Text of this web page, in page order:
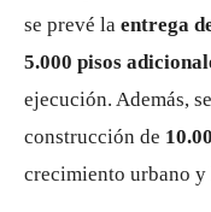
se prevé la entrega
5.000 pisos
ejecución. Además,
construcción de
crecimiento urbano